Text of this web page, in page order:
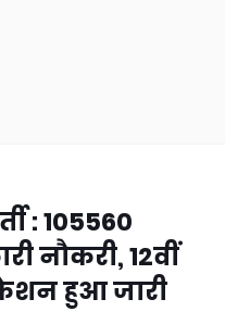
: 105560
नौकरी, 12वीं
हुआ जारी